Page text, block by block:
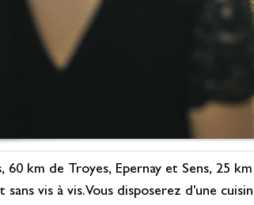
60 km de Troyes, Epernay et Sens, 25
sans vis à vis.Vous disposerez d'une